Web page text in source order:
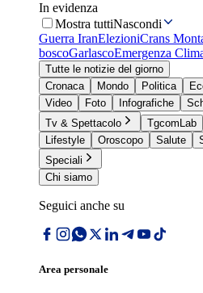
In evidenza
Mostra tuttiNascondi
Guerra IranElezioniCrans
boscoGarlascoEmergenza
Tutte le notizie del giorno
Cronaca
Mondo Politica
Video
Foto Infografiche
Tv & Spettacolo
TgcomLab
Lifestyle
Oroscopo Salute
Speciali
Chi siamo
Seguici anche su
Area personale